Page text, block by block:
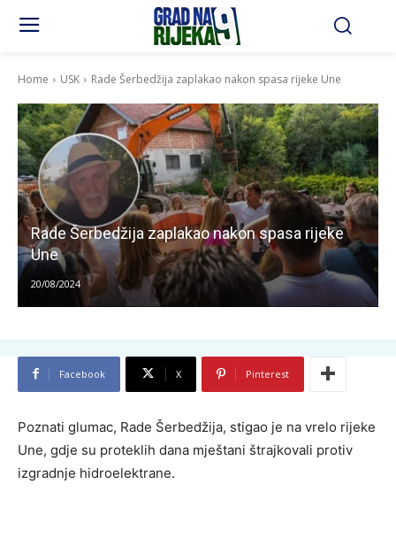
Home USK Rade Šerbedžija zaplakao nakon spasa rijeke Une
Rade Šerbedžija zaplakao nakon spasa rijeke
Une
20/08/2024
Facebook X Pinterest
Poznati glumac, Rade Šerbedžija, stigao je na vrelo rijeke
Une, gdje su proteklih dana mještani štrajkovali protiv
izgradnje hidroelektrane.